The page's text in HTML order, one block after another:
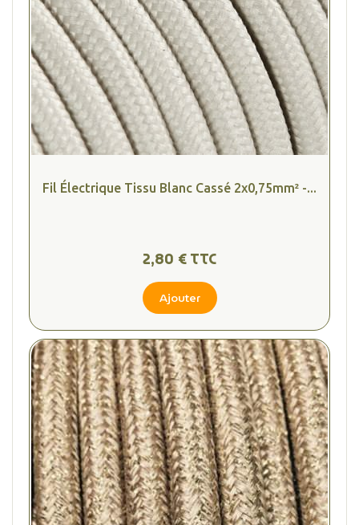
(4
Fil Électrique Tissu Blanc Cassé 2x0,75mm² -...
2,80 € TTC
Ajouter